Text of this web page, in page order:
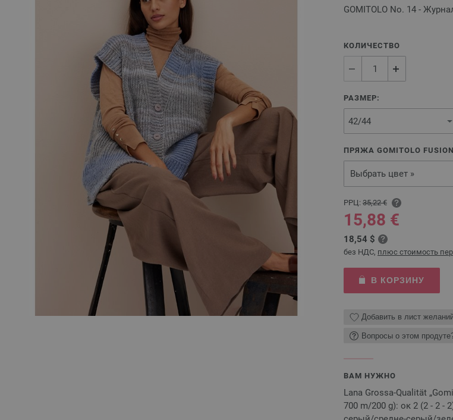
GOMITOLO No. 14 -
КОЛИЧЕСТВО
РАЗМЕР:
ПРЯЖА GOMITOLO
Выбрать цвет »
РРЦ: 35,22 €
15,88 €
18,54 $
без НДС, плюс стоимость
В КОРЗИНУ
Добавить в лист
Вопросы о этом
ВАМ НУЖНО
Lana Grossa-Qualität
700 m/200 g): ок 2 (2 - 2 -